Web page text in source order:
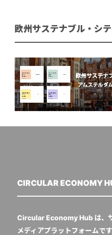
欧州サステナブル・シ
CIRCULAR ECONOMY
Circular Economy Hub は、
メディアプラットフォームで